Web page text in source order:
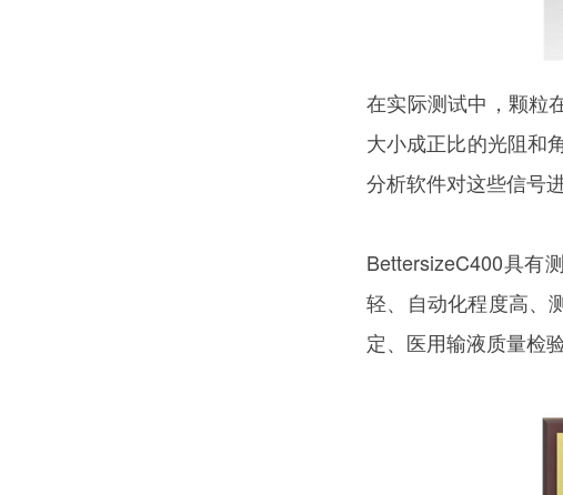
在实际测试中，颗粒
大小成正比的光阻和
分析软件对这些信号
BettersizeC400具有
轻、自动化程度高、
定、医用输液质量检